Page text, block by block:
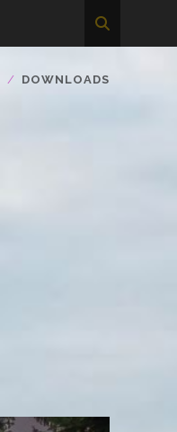
DOWNLOADS